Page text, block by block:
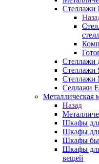
Стеллажи
Стеллажи
Стеллажи
Стеллажи
Селлажи
Металлическая
Назад
Шкафы для
Шкафы
Шкафы
Шкафы
вещей